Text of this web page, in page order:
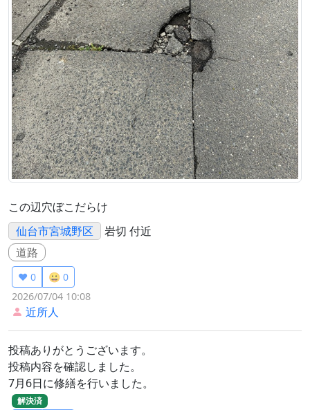
この辺穴ぼこだらけ
仙台市宮城野区
岩切 付近
道路
❤️ 0
😀 0
2026/07/04 10:08
近所人
投稿ありがとうございます。
投稿内容を確認しました。
7月6日に修繕を行いました。
解決済